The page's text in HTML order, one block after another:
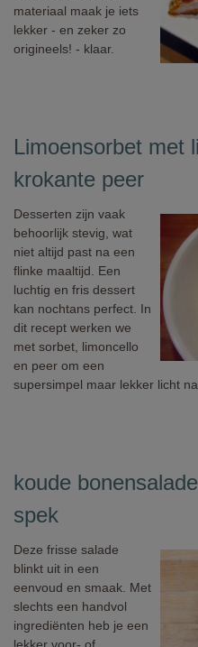
materiaal maak je iets
lekker - en zeker zo
origineels! - klaar.
Limoensorbet met
krokante peer
Desserten zijn vaak
behoorlijk stevig, wat
niet altijd past na een
flinke maaltijd. Een
luchtig en fris dessert
kan nochtans perfect. In
dit recept werken we
met sorbet, limoncello
en peer om een
supersimpel maar lekker licht
koude
spek
Deze frisse salade
blinkt uit in een
eenvoud en smaak. Met
slechts een handvol
ingrediënten heb je een